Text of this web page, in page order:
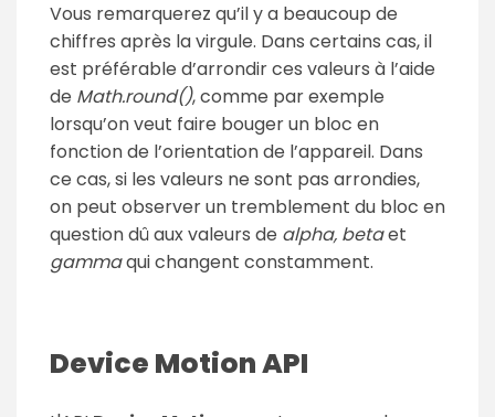
Vous remarquerez qu’il y a beaucoup de
chiffres après la virgule. Dans certains cas, il
est préférable d’arrondir ces valeurs à l’aide
de Math.round(), comme par exemple
lorsqu’on veut faire bouger un bloc en
fonction de l’orientation de l’appareil. Dans
ce cas, si les valeurs ne sont pas arrondies,
on peut observer un tremblement du bloc en
question dû aux valeurs de alpha, betaet
gammaqui changent constamment.
Device Motion API